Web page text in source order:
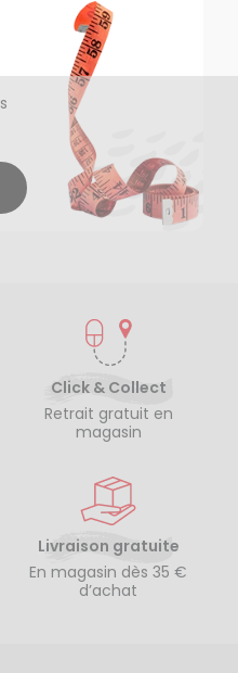
Click & Collect
Retrait gratuit en
magasin
Livraison gratuite
En magasin dès 35 €
d’achat